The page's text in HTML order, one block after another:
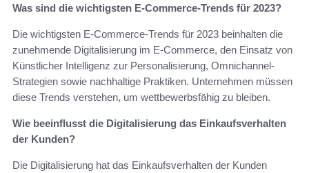
Was sind die wichtigsten E-Commerce-Trends für 2023?
Die wichtigsten E-Commerce-Trends für 2023 beinhalten die
zunehmende Digitalisierung im E-Commerce, den Einsatz von
Künstlicher Intelligenz zur Personalisierung, Omnichannel-
Strategien sowie nachhaltige Praktiken. Unternehmen müssen
diese Trends verstehen, um wettbewerbsfähig zu bleiben.
Wie beeinflusst die Digitalisierung das Einkaufsverhalten
der Kunden?
Die Digitalisierung hat das Einkaufsverhalten der Kunden